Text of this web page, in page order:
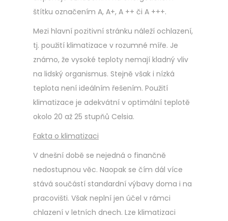
štítku označením A, A+, A ++ či A +++.
Mezi hlavní pozitivní stránku náleží ochlazení,
tj. použití klimatizace v rozumné míře. Je
známo, že vysoké teploty nemají kladný vliv
na lidský organismus. Stejně však i nízká
teplota není ideálním řešením. Použití
klimatizace je adekvátní v optimální teplotě
okolo 20 až 25 stupňů Celsia.
Fakta o klimatizaci
V dnešní době se nejedná o finančně
nedostupnou věc. Naopak se čím dál více
stává součástí standardní výbavy doma i na
pracovišti. Však neplní jen účel v rámci
chlazení v letních dnech. Lze klimatizaci